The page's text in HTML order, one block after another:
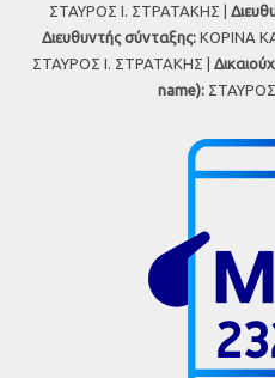
ΣΤΑΥΡΟΣ Ι. ΣΤΡΑΤΑΚΗΣ |
Διευθυντής σύνταξης:ΚΟΡΙΝΑ
ΣΤΑΥΡΟΣ Ι. ΣΤΡΑΤΑΚΗΣ |
name):ΣΤΑΥΡΟΣ